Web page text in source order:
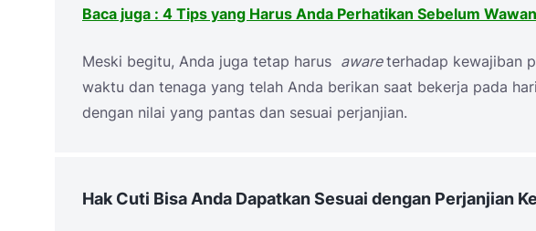
Baca juga : 4 Tips yang Harus Anda Perhatikan Sebelum
Meski begitu, Anda juga tetap harus awareterhadap kewajiban
waktu dan tenaga yang telah Anda berikan saat bekerja pada
dengan nilai yang pantas dan sesuai perjanjian.
Hak Cuti Bisa Anda Dapatkan Sesuai dengan Perjanjian